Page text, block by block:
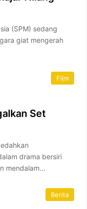
(SPM) sedang
giat mengerah
Film
Set
drama bersiri
mendalam…
Berita